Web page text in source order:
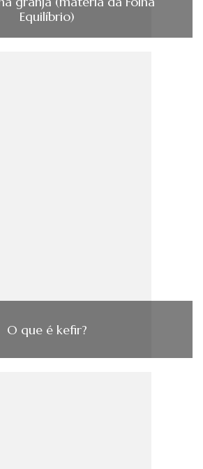
Equilíbrio)
O que é kefir?